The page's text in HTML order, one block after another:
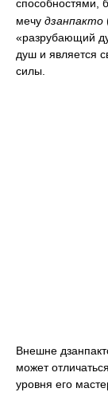
способностями,
мечу дзанпакто
«разрубающий
душ и является
силы.
Внешне
может
уровня его